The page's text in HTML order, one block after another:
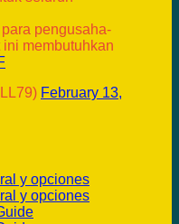
pengusaha-
membutuhkan
February 13,
y opciones
y opciones